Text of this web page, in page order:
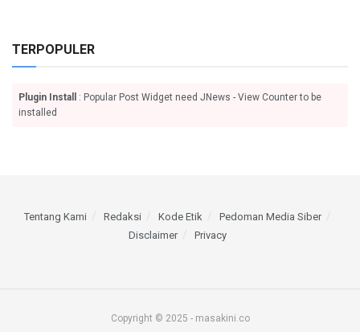
TERPOPULER
Plugin Install
: Popular Post Widget need JNews - View Counter to be
installed
Tentang Kami Redaksi Kode Etik
Pedoman Media Siber
Disclaimer
Privacy
Copyright © 2025 - masakini.co